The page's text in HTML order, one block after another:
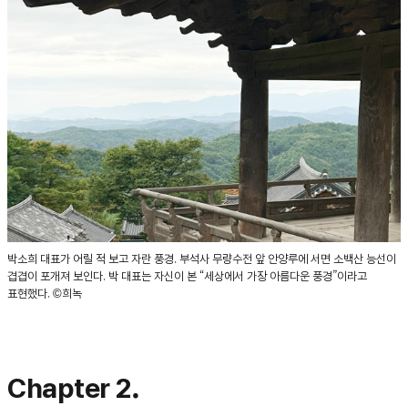
박소희 대표가 어릴 적 보고 자란 풍경. 부석사 무량수전 앞 안양루에 서면 소백산 능선이
겹겹이 포개져 보인다. 박 대표는 자신이 본 “세상에서 가장 아름다운 풍경”이라고
표현했다. ©희녹
Chapter 2.